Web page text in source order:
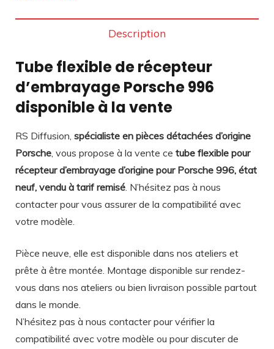
Description
Tube flexible de récepteur
d’embrayage Porsche 996
disponible à la vente
RS Diffusion, spécialiste en pièces détachées d’origine
Porsche, vous propose à la vente ce tube flexible pour
récepteur d’embrayage d’origine pour Porsche 996, état
neuf, vendu à tarif remisé. N’hésitez pas à nous
contacter pour vous assurer de la compatibilité avec
votre modèle.
Pièce neuve, elle est disponible dans nos ateliers et
prête à être montée. Montage disponible sur rendez-
vous dans nos ateliers ou bien livraison possible partout
dans le monde.
N’hésitez pas à nous contacter pour vérifier la
compatibilité avec votre modèle ou pour discuter de